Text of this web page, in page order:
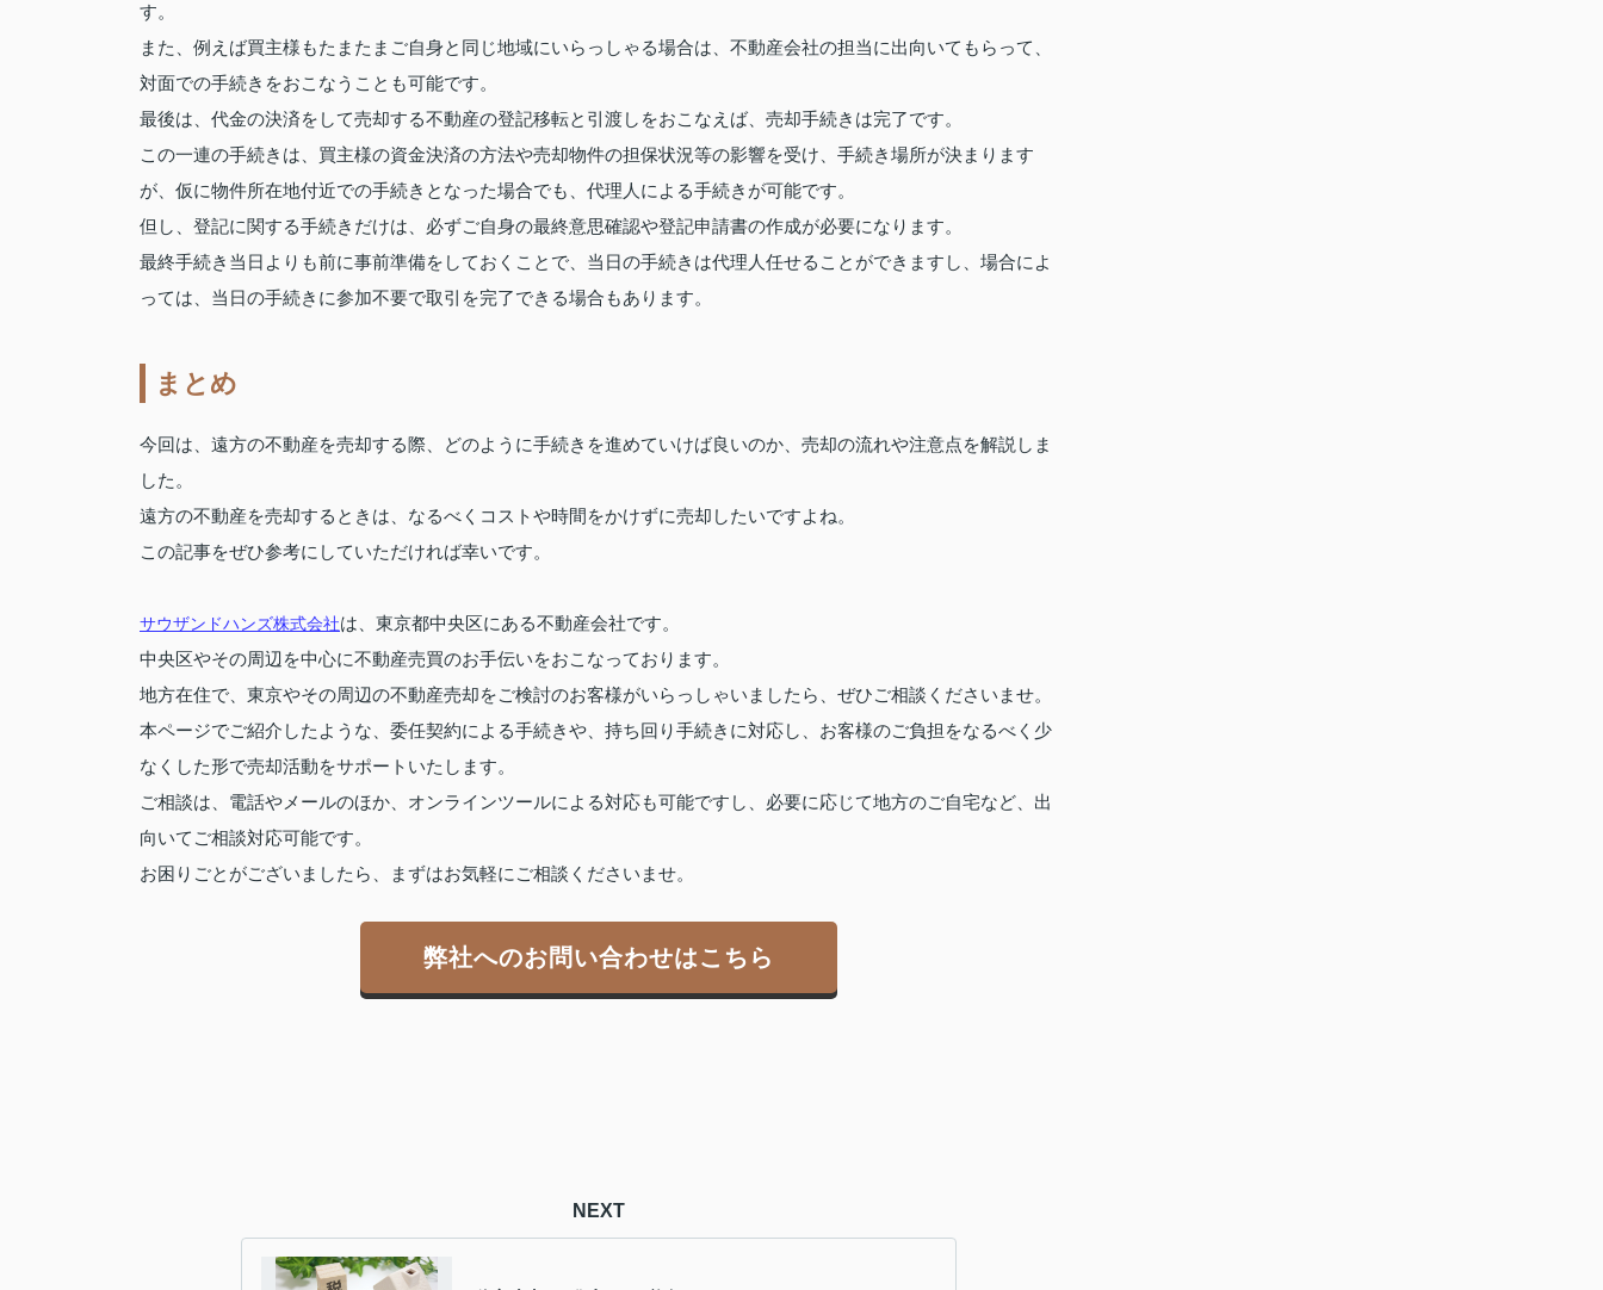
す。
また、例えば買主様もたまたまご自身と同じ地域にいらっしゃる場合は、不動産会社の担当に出向いてもらって、
対面での手続きをおこなうことも可能です。
最後は、代金の決済をして売却する不動産の登記移転と引渡しをおこなえば、売却手続きは完了です。
この一連の手続きは、買主様の資金決済の方法や売却物件の担保状況等の影響を受け、手続き場所が決まります
が、仮に物件所在地付近での手続きとなった場合でも、代理人による手続きが可能です。
但し、登記に関する手続きだけは、必ずご自身の最終意思確認や登記申請書の作成が必要になります。
最終手続き当日よりも前に事前準備をしておくことで、当日の手続きは代理人任せることができますし、場合によ
っては、当日の手続きに参加不要で取引を完了できる場合もあります。
まとめ
今回は、遠方の不動産を売却する際、どのように手続きを進めていけば良いのか、売却の流れや注意点を解説しま
した。
遠方の不動産を売却するときは、なるべくコストや時間をかけずに売却したいですよね。
この記事をぜひ参考にしていただければ幸いです。
サウザンドハンズ株式会社は、東京都中央区にある不動産会社です。
中央区やその周辺を中心に不動産売買のお手伝いをおこなっております。
地方在住で、東京やその周辺の不動産売却をご検討のお客様がいらっしゃいましたら、ぜひご相談くださいませ。
本ページでご紹介したような、委任契約による手続きや、持ち回り手続きに対応し、お客様のご負担をなるべく少
なくした形で売却活動をサポートいたします。
ご相談は、電話やメールのほか、オンラインツールによる対応も可能ですし、必要に応じて地方のご自宅など、出
向いてご相談対応可能です。
お困りごとがございましたら、まずはお気軽にご相談くださいませ。
弊社へのお問い合わせはこちら
NEXT